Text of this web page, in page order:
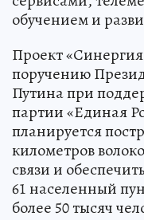
обучением и
Проект
поручению
Путина при
партии «Единая
планируется
километров
связи и
61 населенный
более 50 тысяч